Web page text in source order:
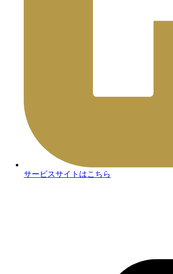
サービスサイトはこちら